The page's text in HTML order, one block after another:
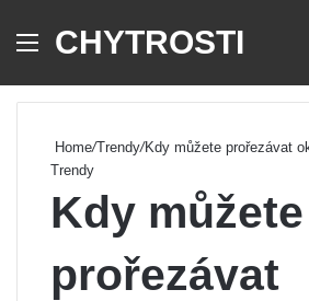
Menu
CHYTROSTI
Home/Trendy/Kdy můžete prořezávat
Trendy
Kdy můžete
prořezávat